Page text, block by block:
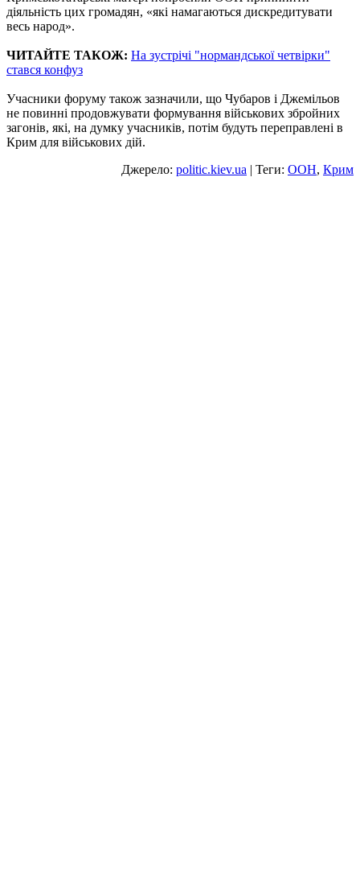
діяльність цих громадян, «які намагаються дискредитувати
весь народ».
ЧИТАЙТЕ ТАКОЖ: На зустрічі "нормандської четвірки"
стався конфуз
Учасники форуму також зазначили, що Чубаров і Джемільов
не повинні продовжувати формування військових збройних
загонів, які, на думку учасників, потім будуть переправлені в
Крим для військових дій.
Джерело: politic.kiev.ua | Теги: ООН, Крим